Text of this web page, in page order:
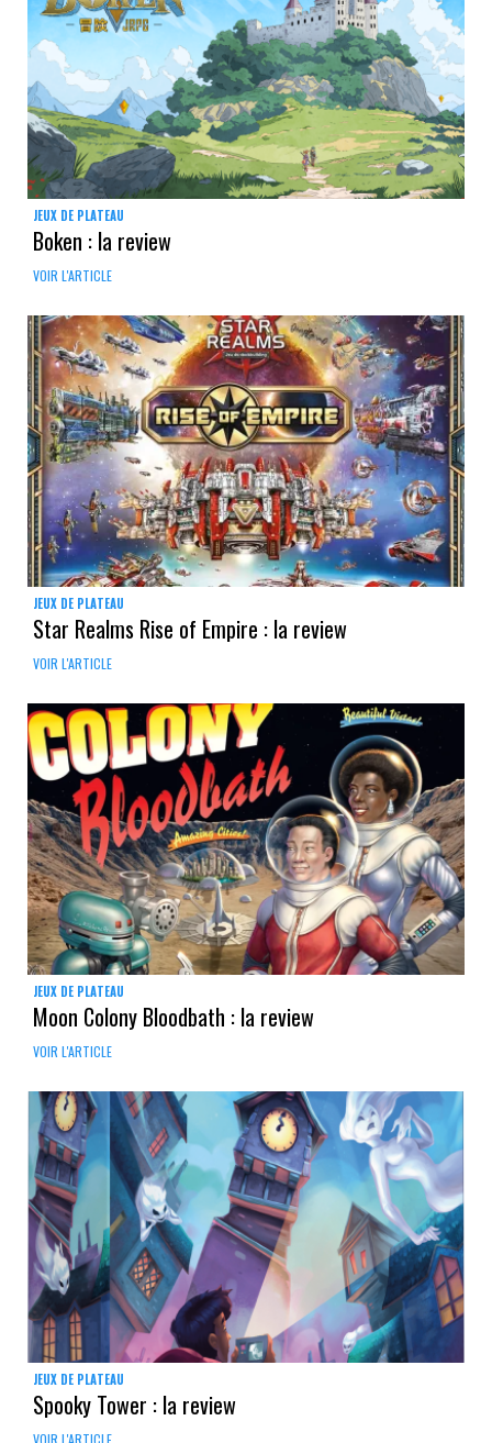
JEUX DE PLATEAU
Boken : la review
VOIR L'ARTICLE
JEUX DE PLATEAU
Star Realms Rise of Empire : la review
VOIR L'ARTICLE
JEUX DE PLATEAU
Moon Colony Bloodbath : la review
VOIR L'ARTICLE
JEUX DE PLATEAU
Spooky Tower : la review
VOIR L'ARTICLE